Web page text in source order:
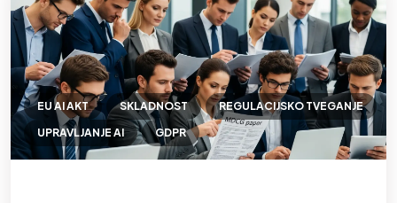
EU AI AKT SKLADNOST
REGULACIJSKO TVEGANJE
UPRAVLJANJE AI
GDPR